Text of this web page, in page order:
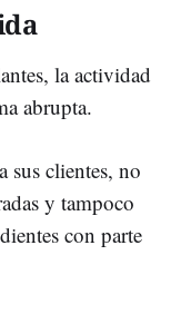
la actividad
abrupta.
sus clientes, no
y tampoco
con parte